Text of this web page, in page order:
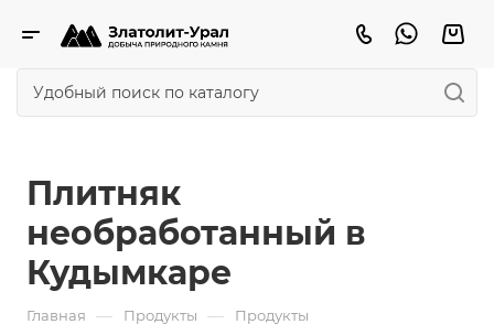
Плитняк
необработанный в
Кудымкаре
Главная — Продукты — Продукты